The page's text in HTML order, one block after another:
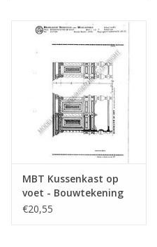
MBT Kussenkast op
voet - Bouwtekening
Schaal 1 : N/A
€20,55